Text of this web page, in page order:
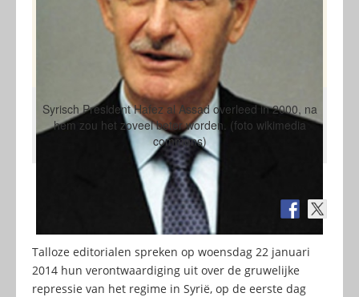
Syrisch President Hafez al Assad overleed in 2000, na
hem zou het zoveel beter worden. (foto wikimedia
commons)
Talloze editorialen spreken op woensdag 22 januari
2014 hun verontwaardiging uit over de gruwelijke
repressie van het regime in Syrië, op de eerste dag